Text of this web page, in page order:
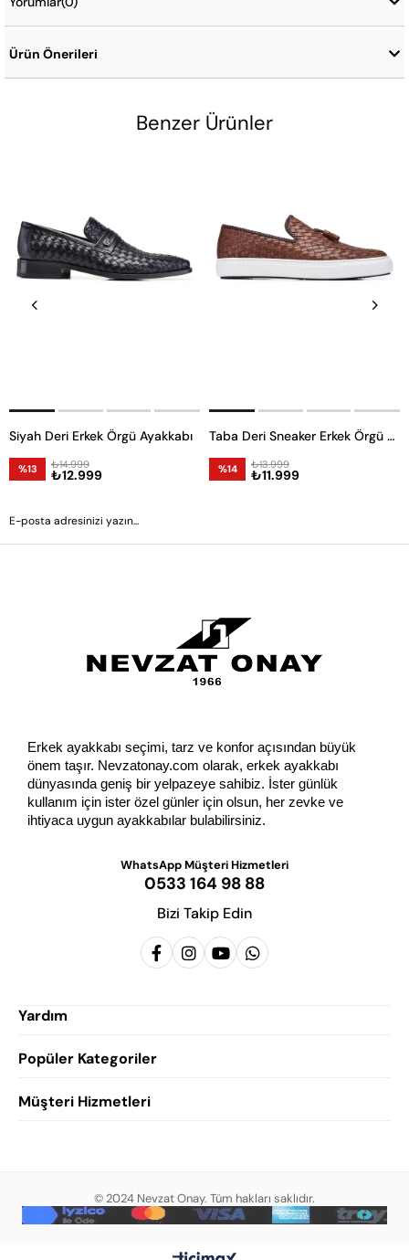
Ürün Önerileri
Benzer Ürünler
Siyah Deri Erkek Örgü Ayakkabı
%13 ₺12.999
₺14.999
Taba Deri Sneaker Erkek Örgü Ayakkabı
%14 ₺11.999
₺13.999
Erkek ayakkabı seçimi, tarz ve konfor açısından büyük
önem taşır. Nevzatonay.com olarak, erkek ayakkabı
dünyasında geniş bir yelpazeye sahibiz. İster günlük
kullanım için ister özel günler için olsun, her zevke ve
ihtiyaca uygun ayakkabılar bulabilirsiniz.
WhatsApp Müşteri Hizmetleri
0533 164 98 88
Bizi Takip Edin
Yardım
Hakkımızda
Popüler Kategoriler
Erkek Klasik Ayakkabı
Erkek Günlük Ayakkabı
Erkek Sandalet
Erkek Loafer Ayakkabı
Müşteri Hizmetleri
Mesafeli Satış Sözleşmesi
© 2024 Nevzat Onay. Tüm hakları saklıdır.